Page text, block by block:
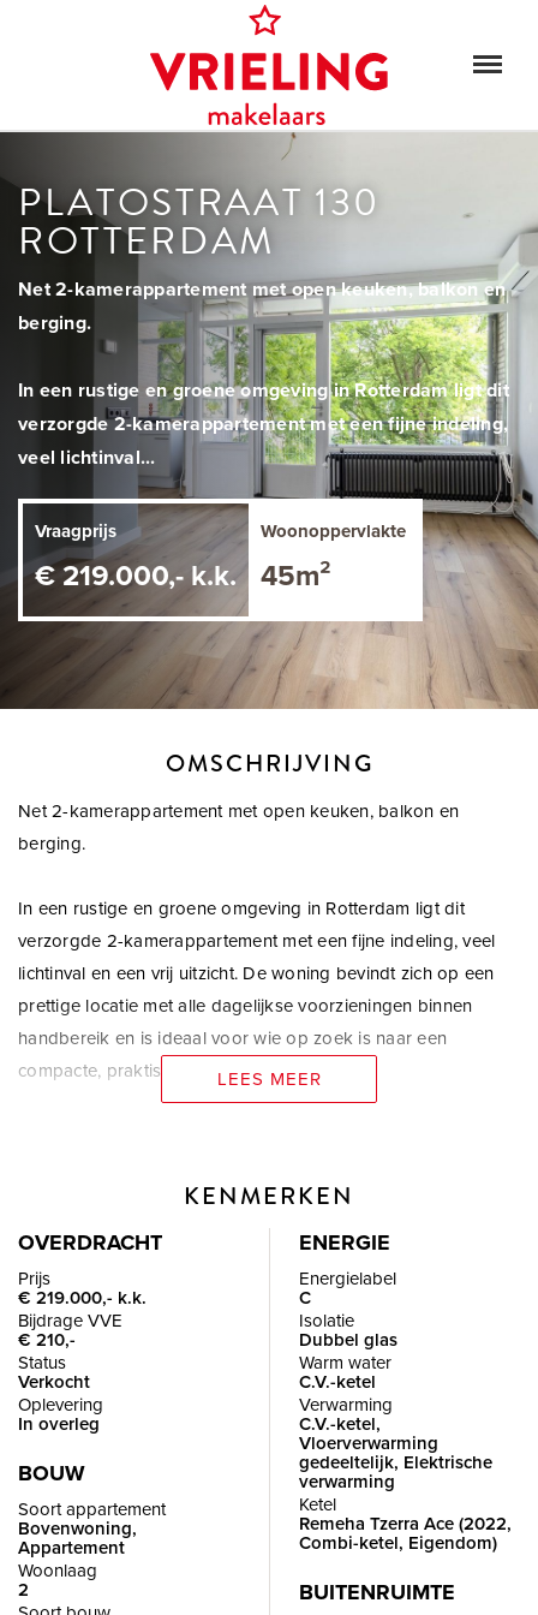
PLATOSTRAAT 130
ROTTERDAM
Net 2-kamerappartement met open keuken, balkon en
berging.
In een rustige en groene omgeving in Rotterdam ligt dit
verzorgde 2-kamerappartement met een fijne indeling,
veel lichtinval...
Vraagprijs
€ 219.000,- k.k.
Woonoppervlakte
45m²
OMSCHRIJVING
Net 2-kamerappartement met open keuken, balkon en
berging.
In een rustige en groene omgeving in Rotterdam ligt dit
verzorgde 2-kamerappartement met een fijne indeling, veel
lichtinval en een vrij uitzicht. De woning bevindt zich op een
prettige locatie met alle dagelijkse voorzieningen binnen
handbereik en is ideaal voor wie op zoek is naar een
compacte, praktisch ingedeelde woning.
INDELING
Afgesloten gezamenlijke entree met videofoon installatie en
trappenhuis met toegang tot de appartementen. De
brievenbus en berging zijn via de buitenzijde bereikbaar.
TWEEDE VERDIEPING
Entree in de hal met meterkast en toegang tot alle vertrekken
van het appartement. De woonkamer is ruim en licht, met
ruimte voor een zit- en een eethoek en met een open
verbinding naar de keuken. Vanuit de woonkamer is er
directe toegang tot het balkon met vrij uitzicht op een
LEES MEER
KENMERKEN
OVERDRACHT
Prijs
€ 219.000,- k.k.
Bijdrage VVE
€ 210,-
Status
Verkocht
Oplevering
In overleg
BOUW
Soort appartement
Bovenwoning,
Appartement
Woonlaag
2
ENERGIE
Energielabel
C
Isolatie
Dubbel glas
Warm water
C.V.-ketel
Verwarming
C.V.-ketel,
Vloerverwarming
gedeeltelijk, Elektrische
verwarming
Ketel
Remeha Tzerra Ace (2022,
Combi-ketel, Eigendom)
BUITENRUIMTE